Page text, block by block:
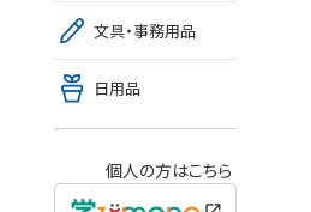
文具・事務用品
日用品
個人の方はこちら